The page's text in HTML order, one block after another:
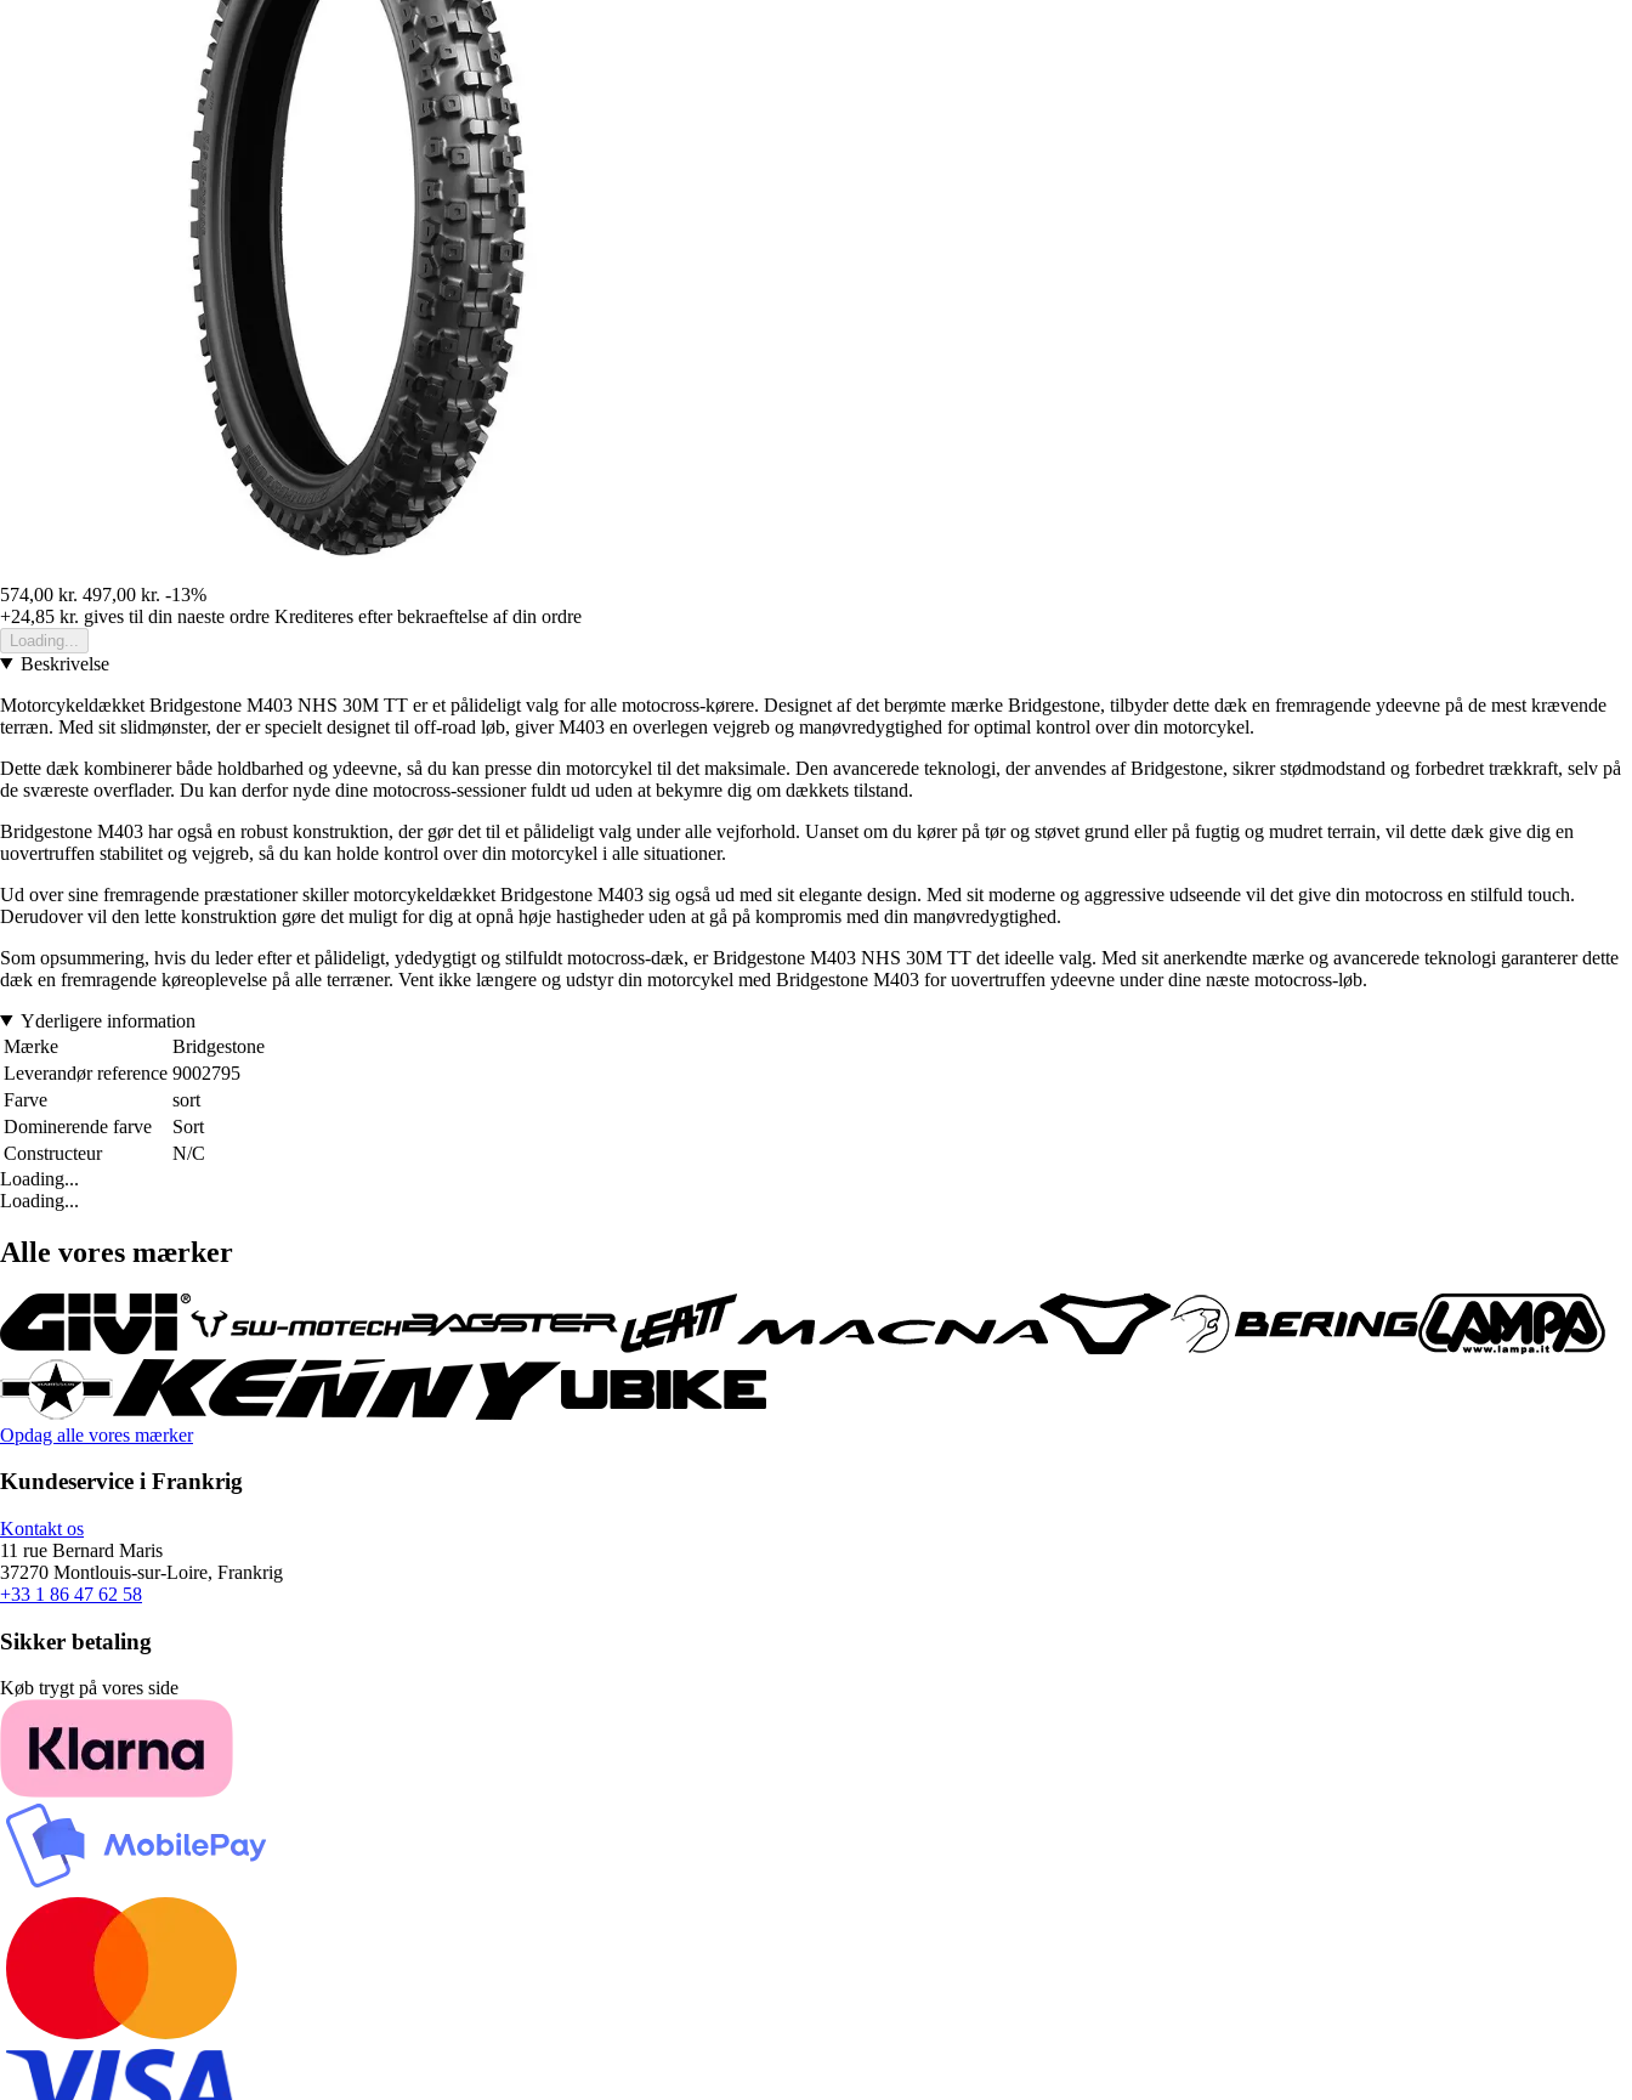
574,00 kr. 497,00 kr. -13%
+24,85 kr. gives til din naeste ordre Krediteres efter bekraeftelse af din ordre
Loading...
Beskrivelse
Motorcykeldækket Bridgestone M403 NHS 30M TT er et pålideligt valg for alle motocross-kørere. Designet af det berømte mærke Bridgestone, tilbyder dette dæk en fremragende ydeevne på de mest krævende
terræn. Med sit slidmønster, der er specielt designet til off-road løb, giver M403 en overlegen vejgreb og manøvredygtighed for optimal kontrol over din motorcykel.
Dette dæk kombinerer både holdbarhed og ydeevne, så du kan presse din motorcykel til det maksimale. Den avancerede teknologi, der anvendes af Bridgestone, sikrer stødmodstand og forbedret trækkraft, selv på
de sværeste overflader. Du kan derfor nyde dine motocross-sessioner fuldt ud uden at bekymre dig om dækkets tilstand.
Bridgestone M403 har også en robust konstruktion, der gør det til et pålideligt valg under alle vejforhold. Uanset om du kører på tør og støvet grund eller på fugtig og mudret terrain, vil dette dæk give dig en
uovertruffen stabilitet og vejgreb, så du kan holde kontrol over din motorcykel i alle situationer.
Ud over sine fremragende præstationer skiller motorcykeldækket Bridgestone M403 sig også ud med sit elegante design. Med sit moderne og aggressive udseende vil det give din motocross en stilfuld touch.
Derudover vil den lette konstruktion gøre det muligt for dig at opnå høje hastigheder uden at gå på kompromis med din manøvredygtighed.
Som opsummering, hvis du leder efter et pålideligt, ydedygtigt og stilfuldt motocross-dæk, er Bridgestone M403 NHS 30M TT det ideelle valg. Med sit anerkendte mærke og avancerede teknologi garanterer dette
dæk en fremragende køreoplevelse på alle terræner. Vent ikke længere og udstyr din motorcykel med Bridgestone M403 for uovertruffen ydeevne under dine næste motocross-løb.
Yderligere information
Mærke
Bridgestone
Leverandør reference 9002795
Farve
sort
Dominerende farve
Sort
Constructeur
N/C
Loading...
Loading...
Alle vores mærker
Opdag alle vores mærker
Kundeservice i Frankrig
Kontakt os
11 rue Bernard Maris
37270 Montlouis-sur-Loire, Frankrig
+33 1 86 47 62 58
Sikker betaling
Køb trygt på vores side